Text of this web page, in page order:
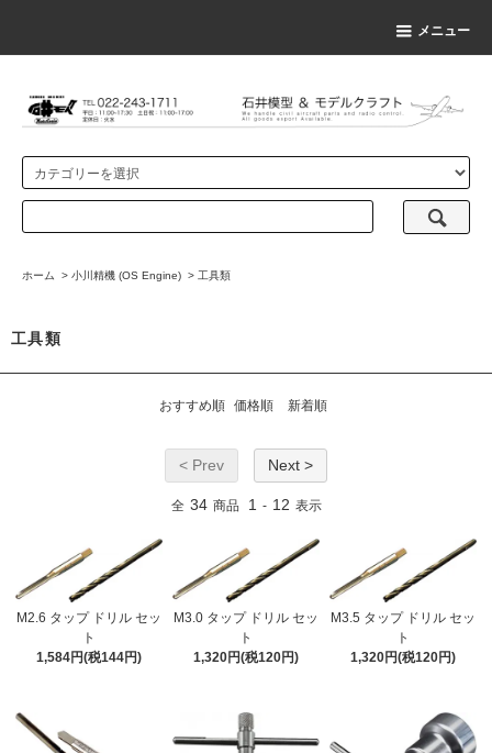
メニュー
ホーム > 小川精機 (OS Engine) > 工具類
工具類
おすすめ順 価格順 新着順
< Prev Next >
全 34 商品 1 - 12 表示
M2.6 タップ ドリル セッ
ト
1,584円(税144円)
M3.0 タップ ドリル セッ
ト
1,320円(税120円)
M3.5 タップ ドリル セッ
ト
1,320円(税120円)